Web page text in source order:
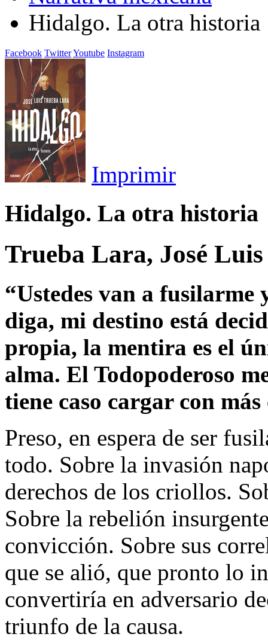
Hidalgo. La otra historia
Facebook TwitterYoutube Instagram
Imprimir
Hidalgo. La otra historia
Trueba Lara, José Luis
“Ustedes van a
diga, mi destino está
propia, la mentira es el
alma. El Todopoderoso
tiene caso cargar con más
Preso, en espera de ser
todo. Sobre la invasión
derechos de los criollos.
Sobre la rebelión
convicción. Sobre sus
que se alió, que pronto lo
convertiría en adversario
triunfo de la causa.